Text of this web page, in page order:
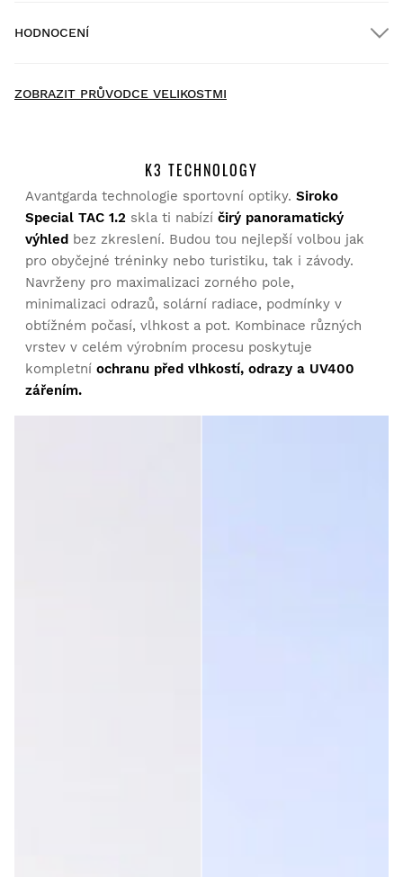
Doručení domů nad $300.00
Vyzkoušejte si naše produkty v pohodlí domova. Na vrácení
zboží máte 30 dní od doručení.
Z vašeho uživatelského účtu můžete jednoduše a rychle
vrátit produkty z vaší objednávky.
Vrácení peněz původní platební metodou Od $9.95
HODNOCENÍ
ZOBRAZIT PRŮVODCE VELIKOSTMI
K3 TECHNOLOGY
Avantgarda technologie sportovní optiky. Siroko
Special TAC 1.2 skla ti nabízí čirý panoramatický
výhled bez zkreslení. Budou tou nejlepší volbou jak
pro obyčejné tréninky nebo turistiku, tak i závody.
Navrženy pro maximalizaci zorného pole,
minimalizaci odrazů, solární radiace, podmínky v
obtížném počasí, vlhkost a pot. Kombinace různých
vrstev v celém výrobním procesu poskytuje
kompletní ochranu před vlhkostí, odrazy a UV400
zářením.